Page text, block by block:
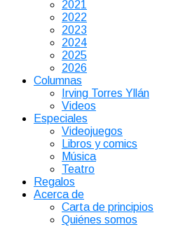
2021
2022
2023
2024
2025
2026
Columnas
Irving Torres Yllán
Videos
Especiales
Videojuegos
Libros y comics
Música
Teatro
Regalos
Acerca de
Carta de principios
Quiénes somos